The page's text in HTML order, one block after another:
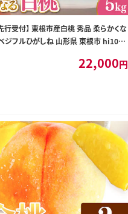
行受付】 東根市産白桃 秀品 柔らかくな
ジフルひがしね 山形県 東根市 hi104-
22,000円